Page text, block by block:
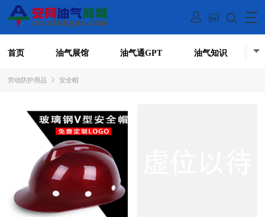
首页 油气展馆 油气通GPT 油气知识
劳动防护用品 安全帽